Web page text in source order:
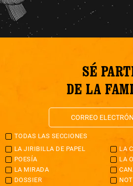
SÉ
DE LA
TODAS LAS SECCIONES
LA JIRIBILLA DE PAPEL
LA
POESÍA
LA
LA MIRADA
DOSSIER